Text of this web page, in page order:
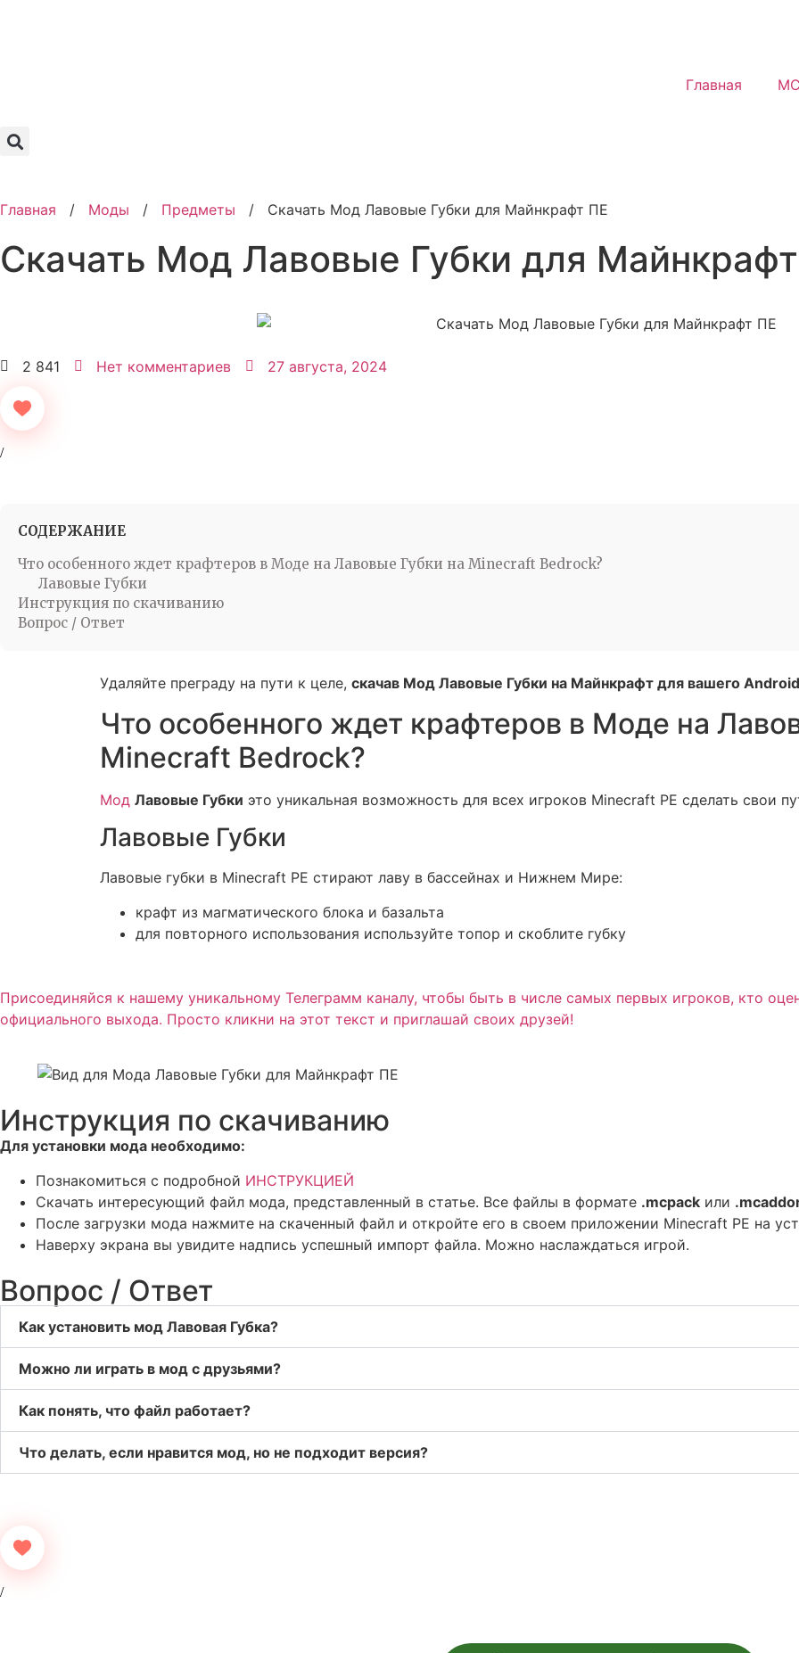
Главная
Главная / Моды / Предметы / Скачать Мод Лавовые Губки для Майнкрафт ПЕ
Скачать Мод Лавовые Губки для
2 841 Нет комментариев 27 августа, 2024
СОДЕРЖАНИЕ
Что особенного ждет крафтеров в Моде на Лавовые Губки на Minecraft Bedrock?
Лавовые Губки
Инструкция по скачиванию
Вопрос / Ответ
Удаляйте преграду на пути к целе, скачав Мод Лавовые Губки на Майнкрафт для вашего
Что особенного ждет крафтеров в Моде на
Minecraft Bedrock?
Мод Лавовые Губки это уникальная возможность для всех игроков Minecraft PE сделать свои
Лавовые Губки
Лавовые губки в Minecraft PE стирают лаву в бассейнах и Нижнем Мире:
крафт из магматического блока и базальта
для повторного использования используйте топор и скоблите губку
Присоединяйся к нашему уникальному Телеграмм каналу, чтобы быть в числе самых первых игроков, кто
официального выхода. Просто кликни на этот текст и приглашай своих друзей!
Инструкция по скачиванию
Для установки мода необходимо:
Познакомиться с подробной ИНСТРУКЦИЕЙ
Скачать интересующий файл мода, представленный в статье. Все файлы в формате .mcpack или
После загрузки мода нажмите на скаченный файл и откройте его в своем приложении Minecraft PE на
Наверху экрана вы увидите надпись успешный импорт файла. Можно наслаждаться игрой.
Вопрос / Ответ
Как установить мод Лавовая Губка?
Можно ли играть в мод с друзьями?
Как понять, что файл работает?
Что делать, если нравится мод, но не подходит версия?